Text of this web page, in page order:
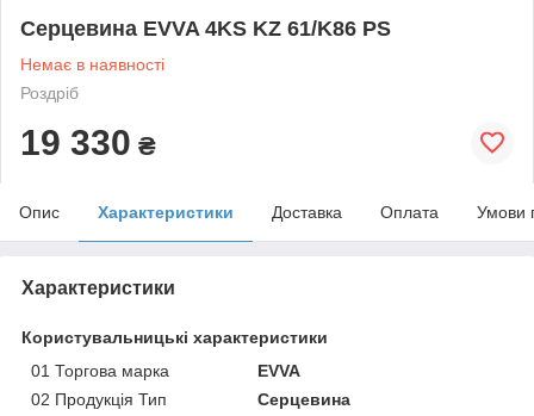
Серцевина EVVA 4KS KZ 61/K86 PS
Немає в наявності
Роздріб
19 330 ₴
Опис Характеристики Доставка Оплата Умови
Характеристики
Користувальницькі характеристики
01 Торгова марка
EVVA
02 Продукція Тип
Серцевина